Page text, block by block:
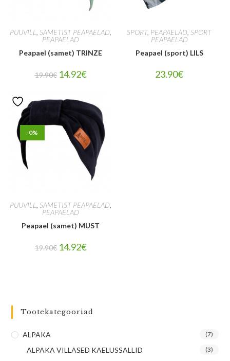
PUUVILL ,SAMETIST PEAPAELAD
PEAPAELAD
Peapael (samet) TRINZE
19.90€ 14.92€
SPORT, PEAPAELAD ,SPORT
PEAPAELAD
Peapael (sport) LILS
23.90€
-0%
PUUVILL ,SAMETIST PEAPAELAD
PEAPAELAD
Peapael (samet) MUST
19.90€ 14.92€
Tootekategooriad
ALPAKA (7)
ALPAKA VILLASED KAELUSSALLID (3)